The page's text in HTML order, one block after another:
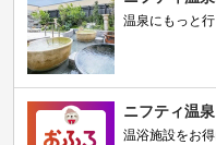
温泉にもっと
ニフティ温
温浴施設をお